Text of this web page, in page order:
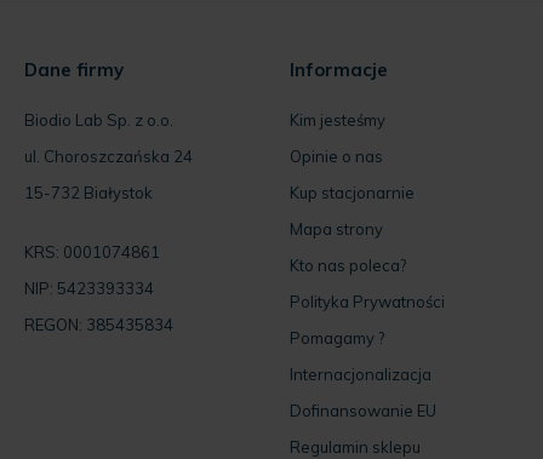
Dane firmy
Biodio Lab Sp. z o.o.
ul. Choroszczańska 24
15-732 Białystok
KRS: 0001074861
NIP: 5423393334
REGON: 385435834
Informacje
Kim jesteśmy
Opinie o nas
Kup stacjonarnie
Mapa strony
Kto nas poleca?
Polityka Prywatności
Pomagamy ?
Internacjonalizacja
Dofinansowanie EU
Regulamin sklepu